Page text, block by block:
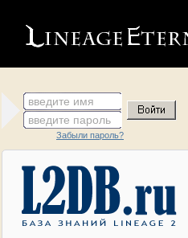
введите имя
введите пароль
Забыли пароль?